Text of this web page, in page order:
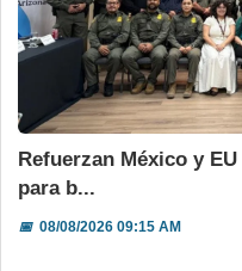
Refuerzan México y
para b...
📅08/08/2026 09:15 AM